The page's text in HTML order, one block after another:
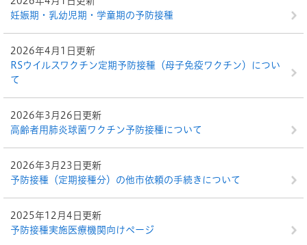
妊娠期・乳幼児期・学童期の予防接種
2026年4月1日更新
RSウイルスワクチン定期予防接種（母子免疫ワクチン）につい
て
2026年3月26日更新
高齢者用肺炎球菌ワクチン予防接種について
2026年3月23日更新
予防接種（定期接種分）の他市依頼の手続きについて
2025年12月4日更新
予防接種実施医療機関向けページ